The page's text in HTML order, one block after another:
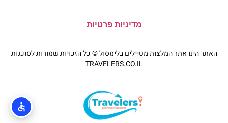
מדיניות פרטיות
האתר הינו אתר המלצות מטיילים בלימסול © כל הזכויות שמורות לסוכנות
TRAVELERS.CO.IL